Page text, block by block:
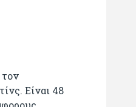
Είναι 48